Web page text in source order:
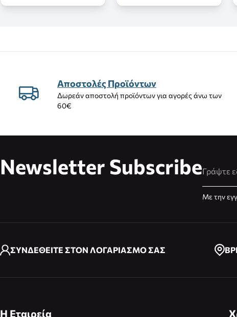
Αποστολές Προϊόντων
Δωρεάν αποστολή προϊόντων για αγορές άνω των
60€
Newsletter Subscribe
Με την
ΣΥΝΔΕΘΕΙΤΕ ΣΤΟΝ ΛΟΓΑΡΙΑΣΜΟ ΣΑΣ
Η Εταιρεία